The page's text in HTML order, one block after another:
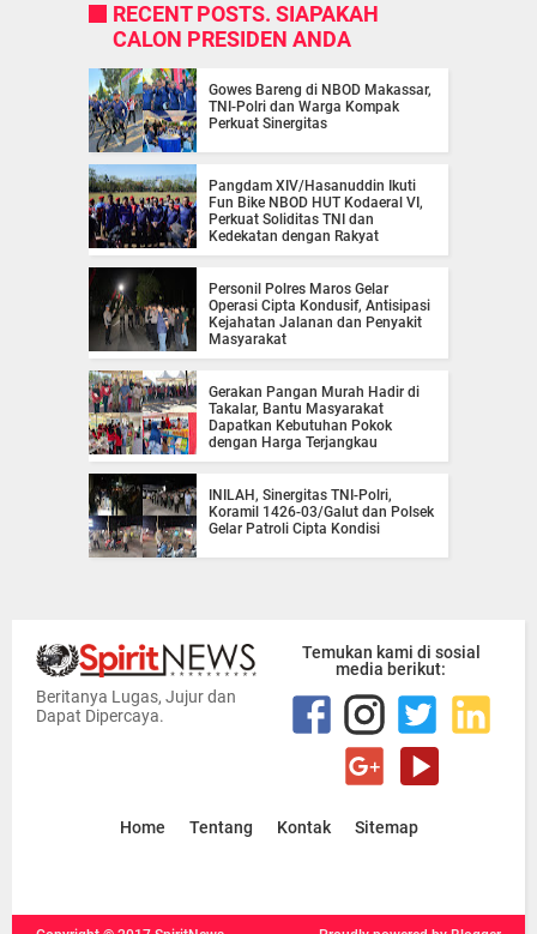
RECENT POSTS. SIAPAKAH
CALON PRESIDEN ANDA
Gowes Bareng di NBOD Makassar,
TNI-Polri dan Warga Kompak
Perkuat Sinergitas
Pangdam XIV/Hasanuddin Ikuti
Fun Bike NBOD HUT Kodaeral VI,
Perkuat Soliditas TNI dan
Kedekatan dengan Rakyat
Personil Polres Maros Gelar
Operasi Cipta Kondusif, Antisipasi
Kejahatan Jalanan dan Penyakit
Masyarakat
Gerakan Pangan Murah Hadir di
Takalar, Bantu Masyarakat
Dapatkan Kebutuhan Pokok
dengan Harga Terjangkau
INILAH, Sinergitas TNI-Polri,
Koramil 1426-03/Galut dan Polsek
Gelar Patroli Cipta Kondisi
Beritanya Lugas, Jujur dan
Dapat Dipercaya.
Temukan kami di sosial
media berikut:
Home Tentang Kontak Sitemap